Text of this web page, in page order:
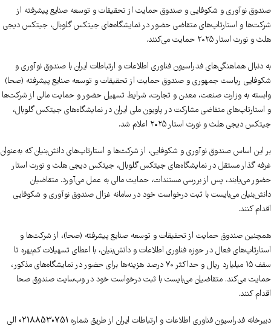
صندوق نوآوری و شکوفایی و صندوق حمایت از تحقیقات و توسعه صنایع پیشرفته از
شرکت‌ها و استارتاپ‌های متقاضی حضور در نمایشگاه‌های جیتکس گلوبال، جیتکس دیجی
هلث و نورث استار ۲۰۲۵ حمایت می‌کنند.
به دنبال هماهنگی‌های فدراسیون فناوری اطلاعات و ارتباطات ایران با صندوق نوآوری و
شکوفایی ریاست جمهوری و صندوق حمایت از تحقیقات و توسعه صنایع پیشرفته (صحا)
وابسته به وزارت صنعت، معدن و تجارت، شرایط تسهیل حضور و حمایت مالی از شرکت‌ها
و استارتاپ‌های متقاضی مشارکت در پاویون ملی ایران در نمایشگاه‌های جیتکس گلوبال،
جیتکس دیجی هلث و نورث استار ۲۰۲۵ اعلام شد.
بر این اساس صندوق نوآوری و شکوفایی، از شرکت‌ها و استارتاپ‌های دانش‌بنیان که به‌عنوان
غرفه گذار مستقل در نمایشگاه‌های جیتکس گلوبال، جیتکس دیجی هلث و نورث استار
حضور می‌یابند، پس از بررسی مستندات، حمایت مالی به عمل می‌آورد. متقاضیان
دانش‌بنیان می‌بایست با ثبت درخواست خود در سامانه غزال صندوق نوآوری و شکوفایی
اقدام کنند.
همچنین صندوق حمایت از تحقیقات و توسعه صنایع پیشرفته (صحا)، از شرکت‌ها و
استارتاپ‌های فعال در حوزه فناوری اطلاعات و دانش‌بنیان، با اعطای تسهیلات کم‌بهره تا
سقف ۱۵ میلیارد ریال و حداکثر ۷۰ درصد هزینه‌ها برای حضور در نمایشگاه‌های مذکور،
حمایت می‌کند. متقاضیان می‌بایست با ثبت درخواست خود در وب‌سایت صندوق صحا
اقدام کنند.
دبیرخانه فدراسیون فناوری اطلاعات و ارتباطات ایران از طریق شماره 02188530751 الی